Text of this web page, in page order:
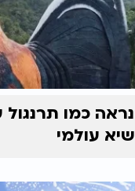
נראה כמו
שיא עולמי